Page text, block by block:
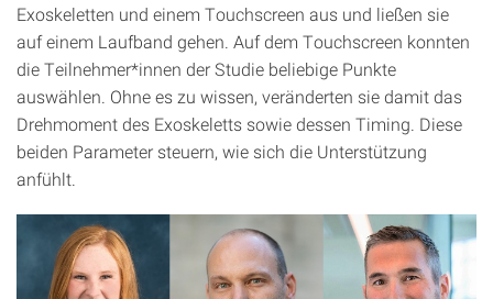
Exoskeletten und einem Touchscreen aus und ließen sie
auf einem Laufband gehen. Auf dem Touchscreen konnten
die Teilnehmer*innen der Studie beliebige Punkte
auswählen. Ohne es zu wissen, veränderten sie damit das
Drehmoment des Exoskeletts sowie dessen Timing. Diese
beiden Parameter steuern, wie sich die Unterstützung
anfühlt.